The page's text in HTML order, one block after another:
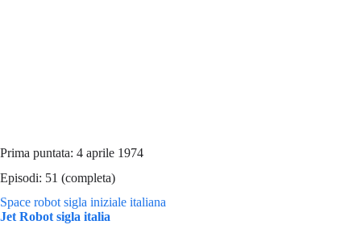
Prima puntata: 4 aprile 1974
Episodi: 51 (completa)
Space robot sigla iniziale italiana
Jet Robot sigla italia